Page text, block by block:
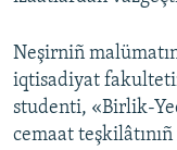
Neşirniñ
iqtisadiyat
studenti, «Birlik-
cemaat